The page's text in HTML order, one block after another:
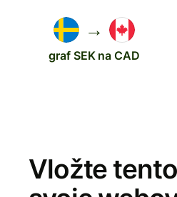
→
graf SEK na CAD
Vložte